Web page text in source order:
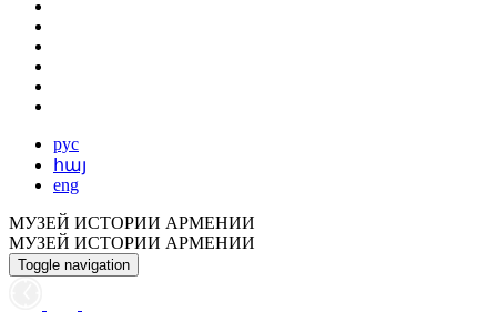
рус
հայ
eng
МУЗЕЙ ИСТОРИИ АРМЕНИИ
МУЗЕЙ ИСТОРИИ АРМЕНИИ
Toggle navigation